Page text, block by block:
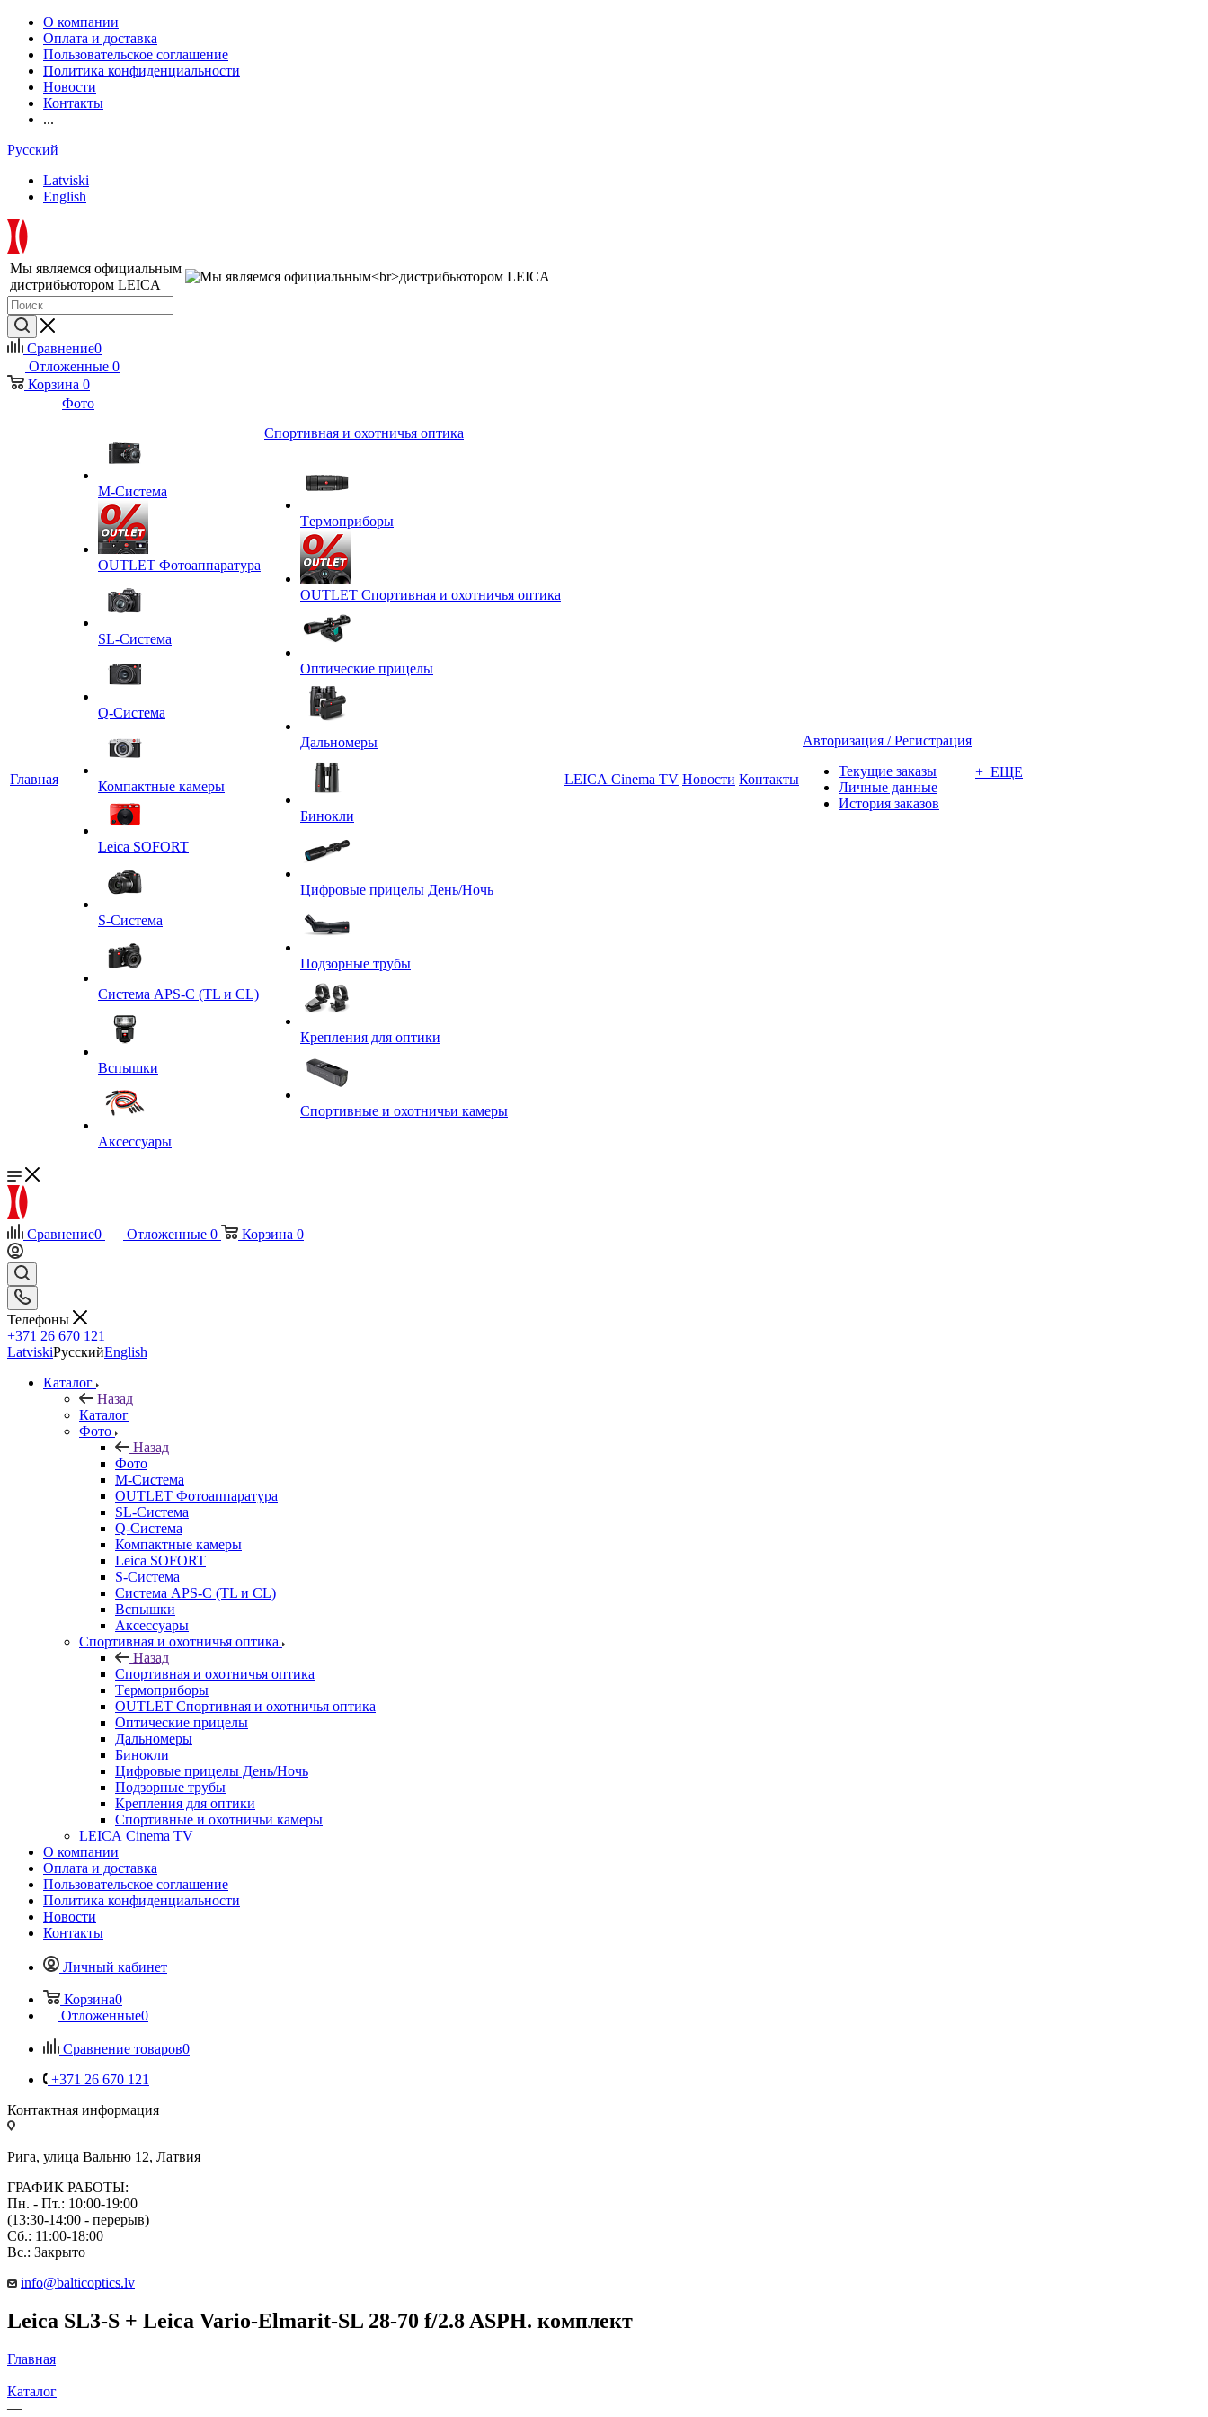
О компании
Оплата и доставка
Пользовательское соглашение
Политика конфиденциальности
Новости
Контакты
...
Русский
Latviski
English
Мы являемся официальным
дистрибьютором LEICA
Сравнение0
Отложенные 0
Корзина 0
Главная
Фото
M-Система
OUTLET Фотоаппаратура
SL-Система
Q-Cистема
Компактные камеры
Leica SOFORT
S-Система
Система APS-C (TL и CL)
Вспышки
Аксессуары
Спортивная и охотничья оптика
Tермоприборы
OUTLET Спортивная и охотничья оптика
Оптические прицелы
Дальномеры
Бинокли
Цифровые прицелы День/Ночь
Подзорные трубы
Крепления для оптики
Спортивные и охотничьи камеры
LEICA Cinema TV Новости Контакты
Авторизация / Регистрация
Текущие заказы
Личные данные
История заказов
+ ЕЩЕ
Сравнение0 Отложенные 0 Корзина 0
Телефоны
+371 26 670 121
LatviskiРусскийEnglish
Каталог
Назад
Каталог
Фото
Назад
Фото
M-Система
OUTLET Фотоаппаратура
SL-Система
Q-Cистема
Компактные камеры
Leica SOFORT
S-Система
Система APS-C (TL и CL)
Вспышки
Аксессуары
Спортивная и охотничья оптика
Назад
Спортивная и охотничья оптика
Tермоприборы
OUTLET Спортивная и охотничья оптика
Оптические прицелы
Дальномеры
Бинокли
Цифровые прицелы День/Ночь
Подзорные трубы
Крепления для оптики
Спортивные и охотничьи камеры
LEICA Cinema TV
О компании
Оплата и доставка
Пользовательское соглашение
Политика конфиденциальности
Новости
Контакты
Личный кабинет
Корзина0
Отложенные0
Сравнение товаров0
+371 26 670 121
Контактная информация
Рига, улица Вальню 12, Латвия
ГРАФИК РАБОТЫ:
Пн. - Пт.: 10:00-19:00
(13:30-14:00 - перерыв)
Сб.: 11:00-18:00
Вс.: Закрыто
info@balticoptics.lv
Leica SL3-S + Leica Vario-Elmarit-SL 28-70 f/2.8 ASPH. комплект
Главная
—
Каталог
—